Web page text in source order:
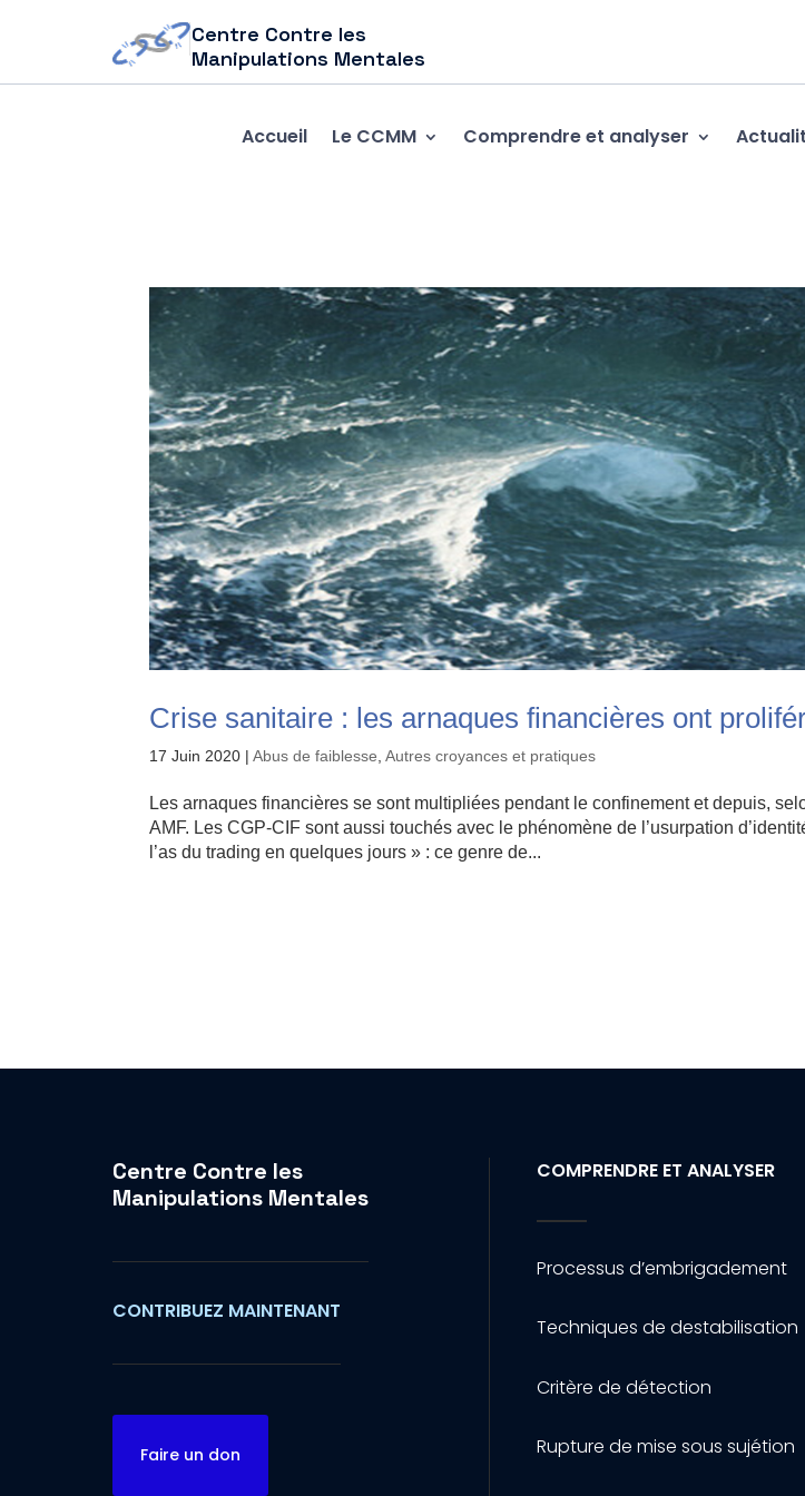
Centre Contre les
Manipulations Mentales
Accueil Le CCMM Comprendre et analyser
Crise sanitaire : les arnaques financières ont
17 Juin 2020 |Abus de faiblesse ,Autres croyances et pratiques
Les arnaques financières se sont multipliées pendant le confinement et depuis,
AMF. Les CGP-CIF sont aussi touchés avec le phénomène de l’usurpation
l’as du trading en quelques jours » : ce genre de...
Centre Contre les
Manipulations Mentales
CONTRIBUEZ MAINTENANT
Faire un don
COMPRENDRE ET ANALYSER
Processus d’embrigadement
Techniques de destabilisation
Critère de détection
Rupture de mise sous sujétion